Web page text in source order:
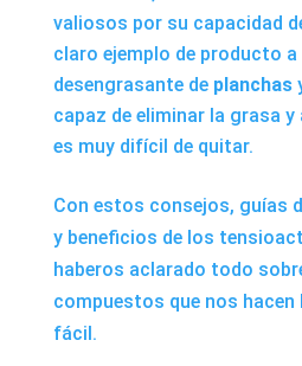
valiosos por su capacidad
claro ejemplo de producto
desengrasante de planchas
capaz de eliminar la grasa y
es muy difícil de quitar.
Con estos consejos, guías
y beneficios de los
haberos aclarado todo
compuestos que nos hacen
fácil.